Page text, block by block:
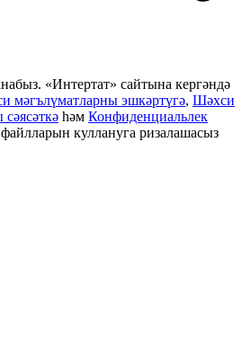
«Интертат» сайтына кергәндә
мәгълүматларны эшкәртүгә, Шәхси
һәм Конфиденциальлек
куллануга ризалашасыз